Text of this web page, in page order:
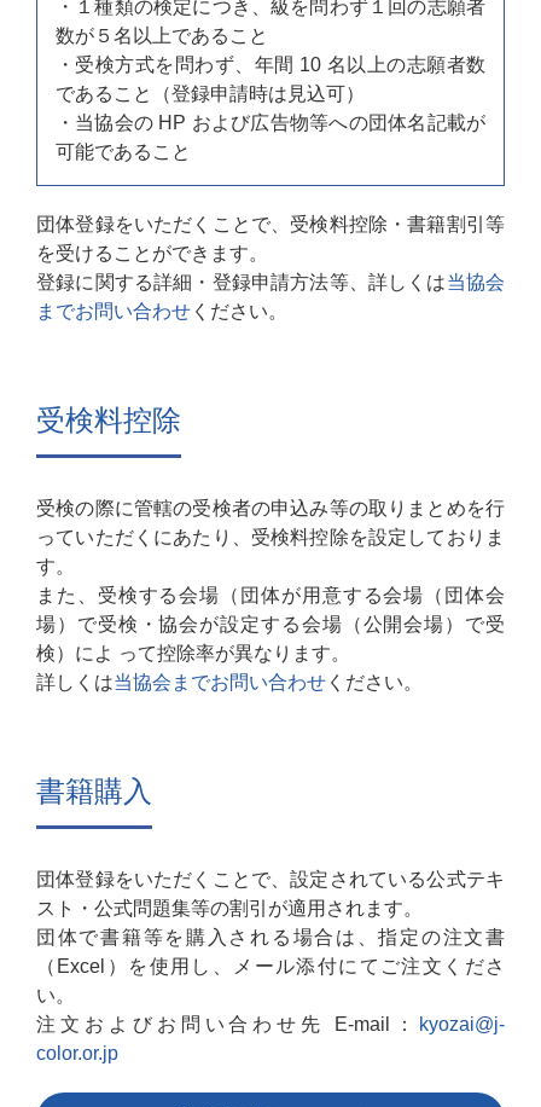
・１種類の検定につき、級を問わず１回の志願者
数が５名以上であること
・受検⽅式を問わず、年間 10 名以上の志願者数
であること（登録申請時は⾒込可）
・当協会の HP および広告物等への団体名記載が
可能であること
団体登録をいただくことで、受検料控除・書籍割引等
を受けることができます。
登録に関する詳細・登録申請⽅法等、詳しくは当協会
までお問い合わせ ください。
受検料控除
受検の際に管轄の受検者の申込み等の取りまとめを⾏
っていただくにあたり、受検料控除を設定しておりま
す。
また、受検する会場（団体が⽤意する会場（団体会
場）で受検・協会が設定する会場（公開会場）で受
検）によ って控除率が異なります。
詳しくは当協会までお問い合わせ ください。
書籍購⼊
団体登録をいただくことで、設定されている公式テキ
スト・公式問題集等の割引が適⽤されます。
団体で書籍等を購⼊される場合は、指定の注⽂書
（Excel）を使⽤し、メール添付にてご注⽂くださ
い。
注文およびお問い合わせ先 E-mail：
kyozai@j-
color.or.jp